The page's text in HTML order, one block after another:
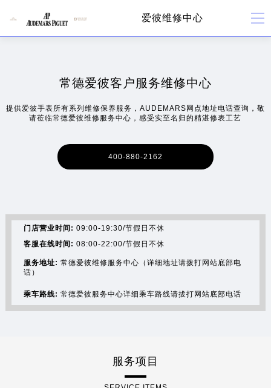
爱彼维修中心
常德爱彼客户服务维修中心
提供爱彼手表所有系列维修保养服务，AUDEMARS网点地址电话查询，敬
请莅临常德爱彼维修服务中心，感受实至名归的精湛修表工艺
400-880-2162
门店营业时间: 09:00-19:30/节假日不休
客服在线时间: 08:00-22:00/节假日不休
服务地址: 常德爱彼维修服务中心（详细地址请拨打网站底部电
话）
乘车路线: 常德爱彼服务中心详细乘车路线请拔打网站底部电话
服务项目